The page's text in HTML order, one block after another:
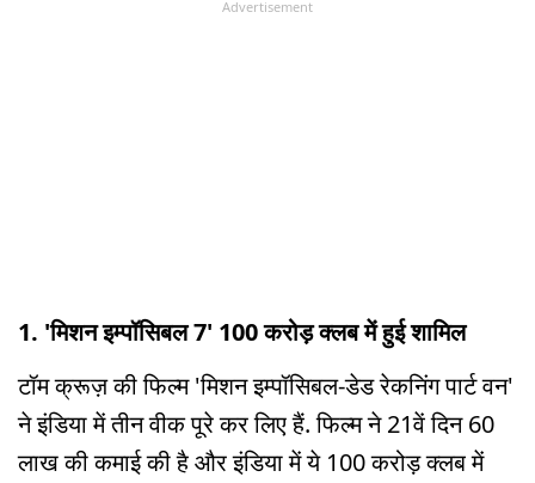
Advertisement
1. 'मिशन इम्पॉसिबल 7' 100 करोड़ क्लब में हुई शामिल
टॉम क्रूज़ की फिल्म 'मिशन इम्पॉसिबल-डेड रेकनिंग पार्ट वन'
ने इंडिया में तीन वीक पूरे कर लिए हैं. फिल्म ने 21वें दिन 60
लाख की कमाई की है और इंडिया में ये 100 करोड़ क्लब में